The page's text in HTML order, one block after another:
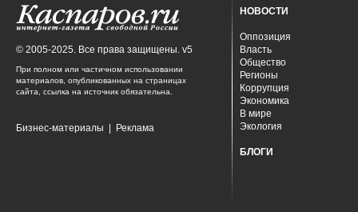
© 2005-2025. Все права защищены. v5
При полном или частичном использовании
материалов, опубликованных на страницах
сайта, ссылка на источник обязательна.
Бизнес-материалы Реклама
НОВОСТИ
Оппозиция
Власть
Общество
Регионы
Коррупция
Экономика
В мире
Экология
БЛОГИ